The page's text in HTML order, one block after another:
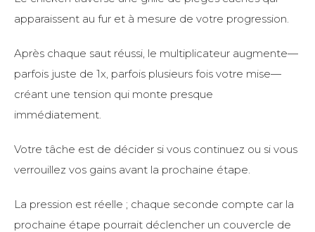
apparaissent au fur et à mesure de votre progression.
Après chaque saut réussi, le multiplicateur augmente—
parfois juste de 1x, parfois plusieurs fois votre mise—
créant une tension qui monte presque
immédiatement.
Votre tâche est de décider si vous continuez ou si vous
verrouillez vos gains avant la prochaine étape.
La pression est réelle ; chaque seconde compte car la
prochaine étape pourrait déclencher un couvercle de